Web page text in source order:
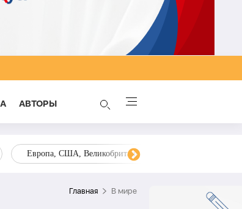
AВТОРЫ
Европа, США, Великобритания, Украина, Запад,
Главная В мире